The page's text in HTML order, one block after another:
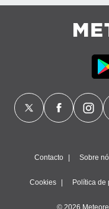
Contacto Sobre
Cookies Política de
© 2026